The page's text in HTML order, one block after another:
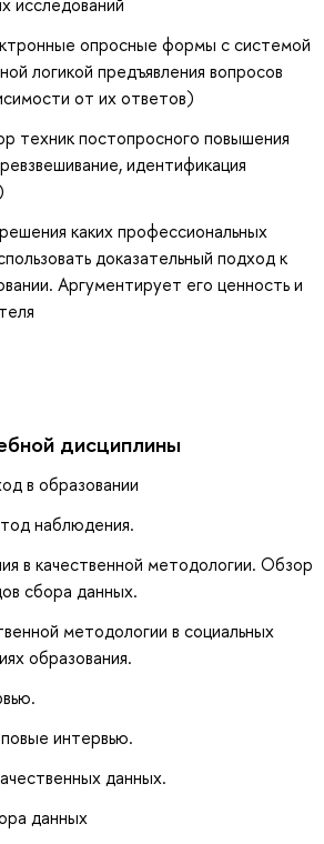
опросные формы с системой
логикой предъявления вопросов
от их ответов)
техник постопросного повышения
идентификация
каких профессиональных
доказательный подход к
Аргументирует его ценность и
дисциплины
в образовании
наблюдения.
в качественной методологии. Обзор
сбора данных.
методологии в социальных
образования.
интервью.
данных.
данных